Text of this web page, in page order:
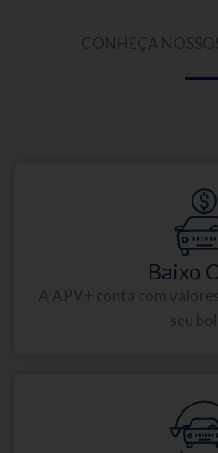
Baixo
A APV+ conta com
seu